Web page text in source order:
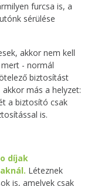
furcsa is, a
sérülése
akkor nem kell
- normál
biztosítást
más a helyzet:
a biztosító csak
is.
díjak
Léteznek
is, amelyek csak